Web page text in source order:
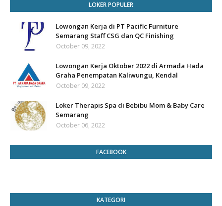
LOKER POPULER
Lowongan Kerja di PT Pacific Furniture
Semarang Staff CSG dan QC Finishing
October 09, 2022
Lowongan Kerja Oktober 2022 di Armada Hada
Graha Penempatan Kaliwungu, Kendal
October 09, 2022
Loker Therapis Spa di Bebibu Mom & Baby Care
Semarang
October 06, 2022
FACEBOOK
KATEGORI